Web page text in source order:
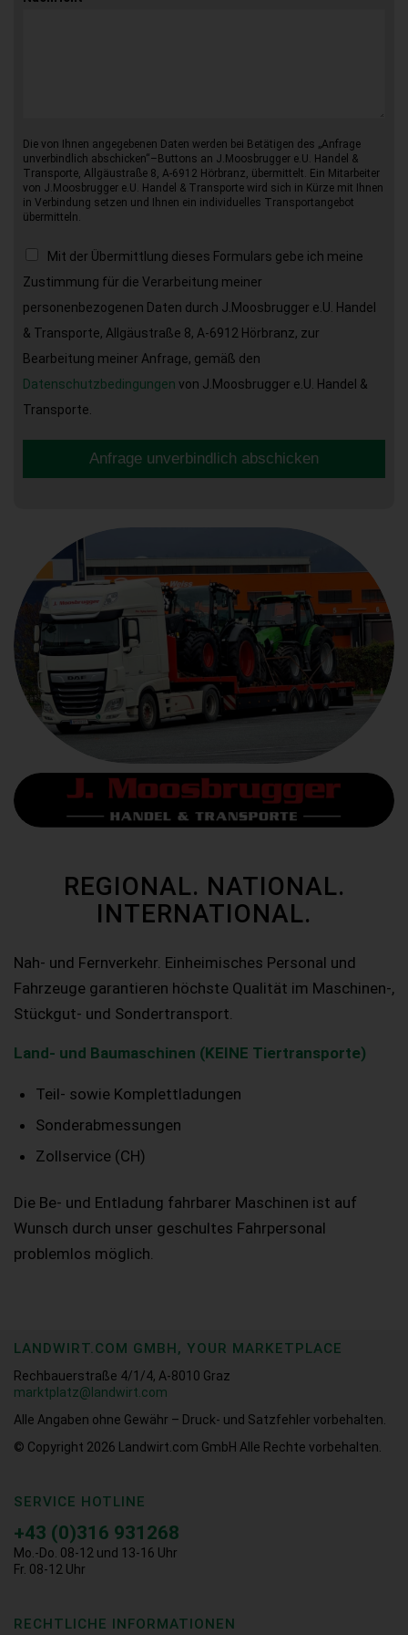
Die von Ihnen angegebenen Daten werden bei Betätigen des „Anfrage
unverbindlich abschicken“–Buttons an J.Moosbrugger e.U. Handel &
Transporte, Allgäustraße 8, A-6912 Hörbranz, übermittelt. Ein Mitarbeiter
von J.Moosbrugger e.U. Handel & Transporte wird sich in Kürze mit Ihnen
in Verbindung setzen und Ihnen ein individuelles Transportangebot
übermitteln.
Mit der Übermittlung dieses Formulars gebe ich meine
Zustimmung für die Verarbeitung meiner
personenbezogenen Daten durch J.Moosbrugger e.U. Handel
& Transporte, Allgäustraße 8, A-6912 Hörbranz, zur
Bearbeitung meiner Anfrage, gemäß den
Datenschutzbedingungen von J.Moosbrugger e.U. Handel &
Transporte.
Anfrage unverbindlich abschicken
REGIONAL. NATIONAL.
INTERNATIONAL.
Nah- und Fernverkehr. Einheimisches Personal und
Fahrzeuge garantieren höchste Qualität im Maschinen-,
Stückgut- und Sondertransport.
Land- und Baumaschinen (KEINE Tiertransporte)
Teil- sowie Komplettladungen
Sonderabmessungen
Zollservice (CH)
Die Be- und Entladung fahrbarer Maschinen ist auf
Wunsch durch unser geschultes Fahrpersonal
problemlos möglich.
LANDWIRT.COM GMBH, YOUR MARKETPLACE
Rechbauerstraße 4/1/4, A-8010 Graz
marktplatz@landwirt.com
Alle Angaben ohne Gewähr – Druck- und Satzfehler vorbehalten.
© Copyright 2026
Landwirt.com GmbH Alle Rechte vorbehalten.
SERVICE HOTLINE
+43 (0)316 931268
Mo.-Do. 08-12 und 13-16 Uhr
Fr. 08-12 Uhr
RECHTLICHE INFORMATIONEN